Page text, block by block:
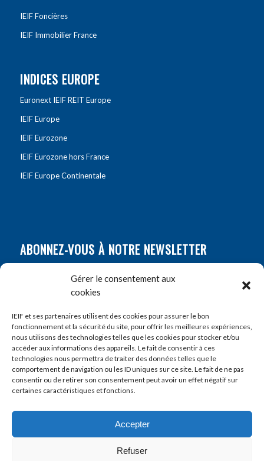
Gérer le consentement aux
cookies
IEIF et ses partenaires utilisent des cookies pour assurer le bon
fonctionnement et la sécurité du site, pour offrir les meilleures expériences,
nous utilisons des technologies telles que les cookies pour stocker et/ou
accéder aux informations des appareils. Le fait de consentir à ces
technologies nous permettra de traiter des données telles que le
comportement de navigation ou les ID uniques sur ce site. Le fait de ne pas
consentir ou de retirer son consentement peut avoir un effet négatif sur
certaines caractéristiques et fonctions.
Accepter
Refuser
IEIF Foncières
IEIF Immobilier France
INDICES EUROPE
Euronext IEIF REIT Europe
IEIF Europe
IEIF Eurozone
IEIF Eurozone hors France
IEIF Europe Continentale
ABONNEZ-VOUS À NOTRE NEWSLETTER
Prénom*
E-mail*